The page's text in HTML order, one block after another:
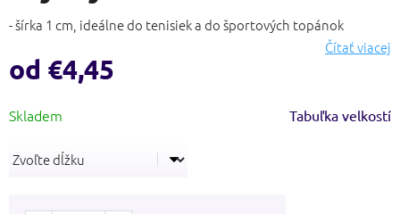
hviezdičiek.
- šírka 1 cm, ideálne do tenisiek a do športových topánok
Čítať viacej
od €4,45
cena:
Tabuľka velkostí